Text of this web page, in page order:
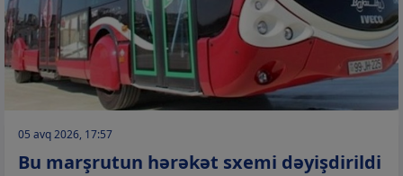
05 avq 2026, 17:57
Bu marşrutun hərəkət sxemi dəyişdirildi